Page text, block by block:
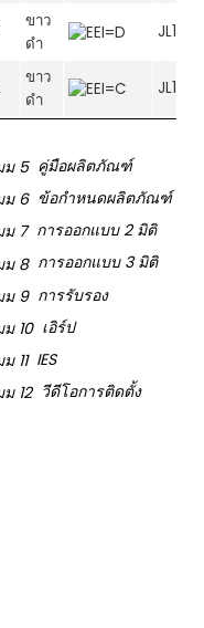
ขาว
ดำ
ขาว
ดำ
คู่มือผลิตภัณฑ์
ข้อกำหนดผลิตภัณฑ์
การออกแบบ 2 มิติ
การออกแบบ 3 มิติ
การรับรอง
เอิร์ป
IES
วีดีโอการติดตั้ง